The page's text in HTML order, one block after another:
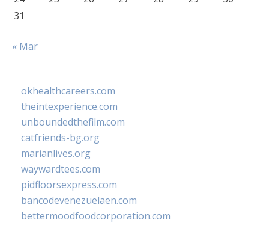
31
« Mar
okhealthcareers.com
theintexperience.com
unboundedthefilm.com
catfriends-bg.org
marianlives.org
waywardtees.com
pidfloorsexpress.com
bancodevenezuelaen.com
bettermoodfoodcorporation.com